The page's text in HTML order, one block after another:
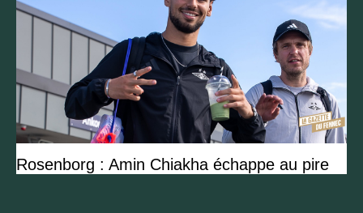
Rosenborg : Amin Chiakha échappe au pire